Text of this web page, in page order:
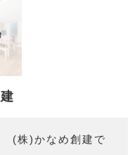
(株)かなめ創建で